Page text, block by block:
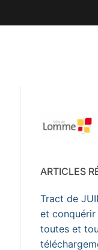
ARTICLES
Tract de
et
toutes et